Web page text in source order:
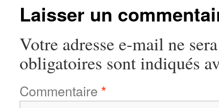
Laisser un
Votre adresse e-mail ne
obligatoires sont indiqués
Commentaire *